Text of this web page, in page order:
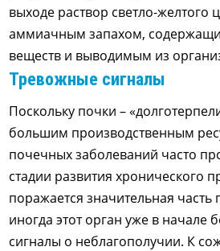
выходе раствор светло-желтого
аммиачным запахом,
веществ и выводимым из
Тревожные сигналы
Поскольку почки –
большим производственным
почечных заболеваний часто
стадии развития хронического
поражается значительная
иногда этот орган уже в начале
сигналы о неблагополучии. К